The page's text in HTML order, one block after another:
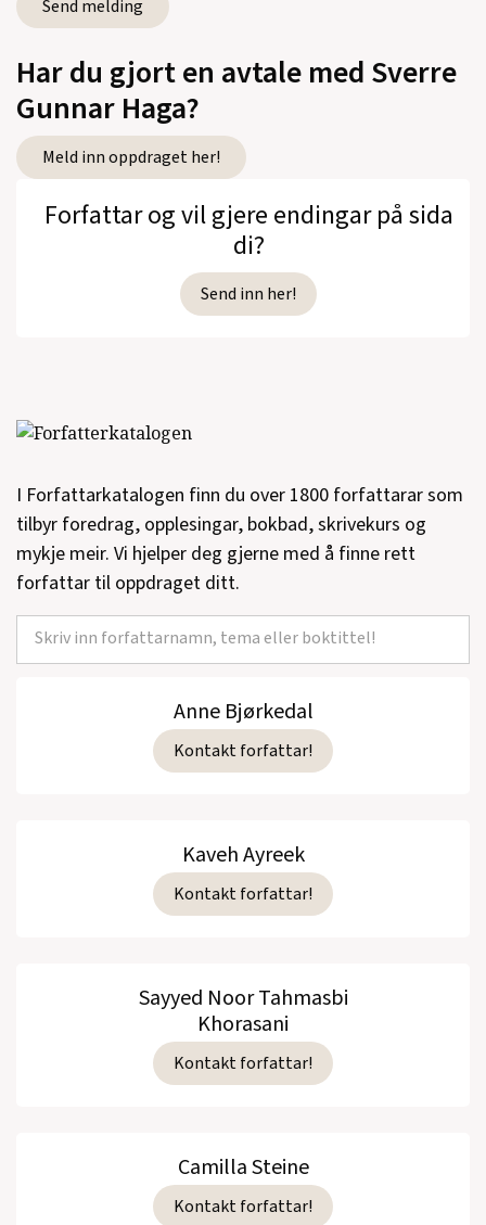
Har du gjort en avtale med Sverre
Gunnar Haga?
Meld inn oppdraget her!
Forfattar og vil gjere endingar på sida
di?
Send inn her!
I Forfattarkatalogen finn du over 1800 forfattarar som
tilbyr foredrag, opplesingar, bokbad, skrivekurs og
mykje meir. Vi hjelper deg gjerne med å finne rett
forfattar til oppdraget ditt.
Anne Bjørkedal
Kontakt forfattar!
Kaveh Ayreek
Kontakt forfattar!
Sayyed Noor Tahmasbi
Khorasani
Kontakt forfattar!
Camilla Steine
Kontakt forfattar!